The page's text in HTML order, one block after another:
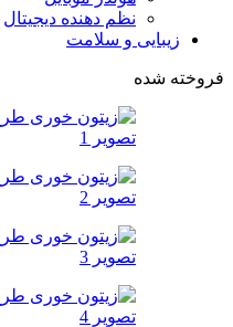
نظم دهنده دیجیتال
زیبایی و سلامت
فروخته شده